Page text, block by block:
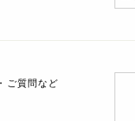
ご質問など